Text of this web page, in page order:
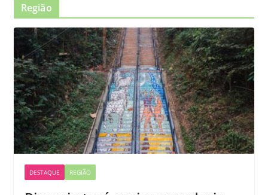
Região
DESTAQUE REGIÃO